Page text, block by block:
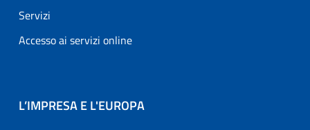
Servizi
Accesso ai servizi online
L’IMPRESA E L'EUROPA